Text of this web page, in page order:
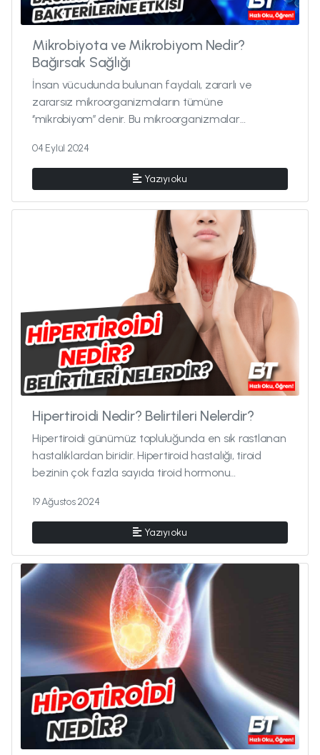
Mikrobiyota ve Mikrobiyom Nedir?
Bağırsak Sağlığı
İnsan vücudunda bulunan faydalı, zararlı ve
zararsız mikroorganizmaların tümüne
‘’mikrobiyom’’ denir. Bu mikroorganizmalar
04 Eylül 2024
Yazıyı oku
Hipertiroidi Nedir? Belirtileri Nelerdir?
Hipertiroidi günümüz topluluğunda en sık rastlanan
hastalıklardan biridir. Hipertiroid hastalığı, tiroid
bezinin çok fazla sayıda tiroid hormonu
19 Ağustos 2024
Yazıyı oku